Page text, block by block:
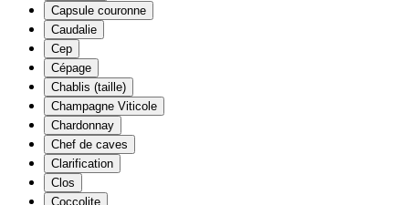
Capsule couronne
Caudalie
Cep
Cépage
Chablis (taille)
Champagne Viticole
Chardonnay
Chef de caves
Clarification
Clos
Coccolite